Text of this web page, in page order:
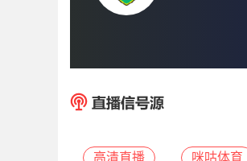
高清直播 咪咕体育